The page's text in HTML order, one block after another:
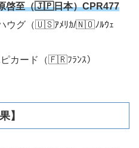
啓至（🇯🇵日本）CPR477
ウグ（🇺🇸ｱﾒﾘｶ/🇳🇴ﾉﾙｳｪ
カード（🇫🇷ﾌﾗﾝｽ）
】